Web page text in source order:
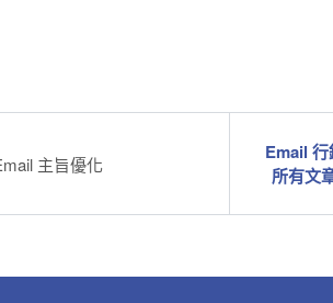
主旨優化
Email 行
所有文